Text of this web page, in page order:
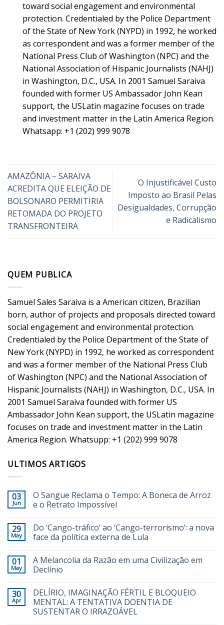
toward social engagement and environmental
protection. Credentialed by the Police Department
of the State of New York (NYPD) in 1992, he worked
as correspondent and was a former member of the
National Press Club of Washington (NPC) and the
National Association of Hispanic Journalists (NAHJ)
in Washington, D.C., USA. In 2001 Samuel Saraiva
founded with former US Ambassador John Kean
support, the USLatin magazine focuses on trade
and investment matter in the Latin America Region.
Whatsapp: +1 (202) 999 9078
AMAZÔNIA – SARAIVA
ACREDITA QUE ELEIÇÃO DE
BOLSONARO PERMITIRIA
RETOMADA DO PROJETO
TRANSFRONTEIRA
O Injustificável Custo
Imposto ao Brasil Pelas
Desigualdades, Corrupção
e Radicalismo
QUEM PUBLICA
Samuel Sales Saraiva is a American citizen, Brazilian
born, author of projects and proposals directed toward
social engagement and environmental protection.
Credentialed by the Police Department of the State of
New York (NYPD) in 1992, he worked as correspondent
and was a former member of the National Press Club
of Washington (NPC) and the National Association of
Hispanic Journalists (NAHJ) in Washington, D.C., USA. In
2001 Samuel Saraiva founded with former US
Ambassador John Kean support, the USLatin magazine
focuses on trade and investment matter in the Latin
America Region. Whatsupp: +1 (202) 999 9078
ULTIMOS ARTIGOS
03
Jun
O Sangue Reclama o Tempo: A Boneca de Arroz
e o Retrato Impossível
29
May
Do ‘Cango-tráfico’ ao ‘Cango-terrorismo’: a nova
face da política externa de Lula
01
May
A Melancolia da Razão em uma Civilização em
Declínio
30
Apr
DELÍRIO, IMAGINAÇÃO FÉRTIL E BLOQUEIO
MENTAL: A TENTATIVA DOENTIA DE
SUSTENTAR O IRRAZOÁVEL